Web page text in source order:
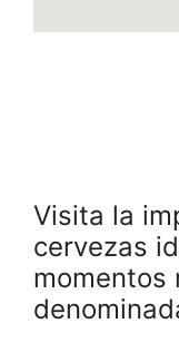
Visita la
cervezas
momentos